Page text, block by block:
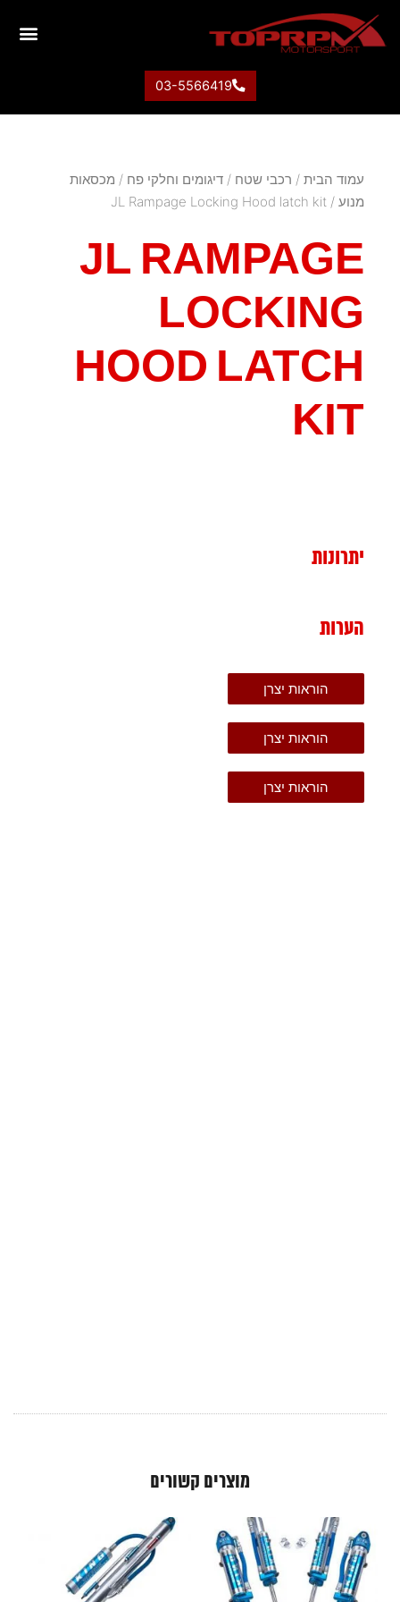
03-5566419
עמוד הבית / רכבי שטח / דיגומים וחלקי פח / מכסאות
מנוע / JL Rampage Locking Hood latch kit
JL RAMPAGE
LOCKING
HOOD LATCH
KIT
יתרונות
הערות
הוראות יצרן
הוראות יצרן
הוראות יצרן
מוצרים קשורים